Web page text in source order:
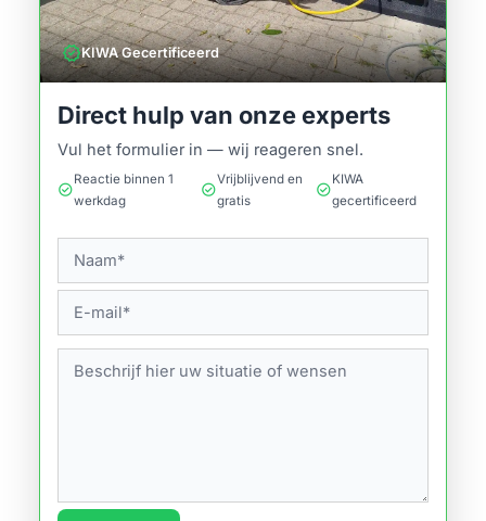
verifiedKIWA Gecertificeerd
Direct hulp van onze experts
Vul het formulier in — wij reageren snel.
check_circle
Reactie binnen 1
werkdag
check_circle
Vrijblijvend en
gratis
check_circle
KIWA
gecertificeerd